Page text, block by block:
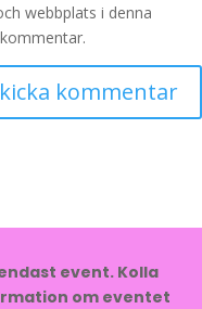
webbplats i denna
event. Kolla
om eventet